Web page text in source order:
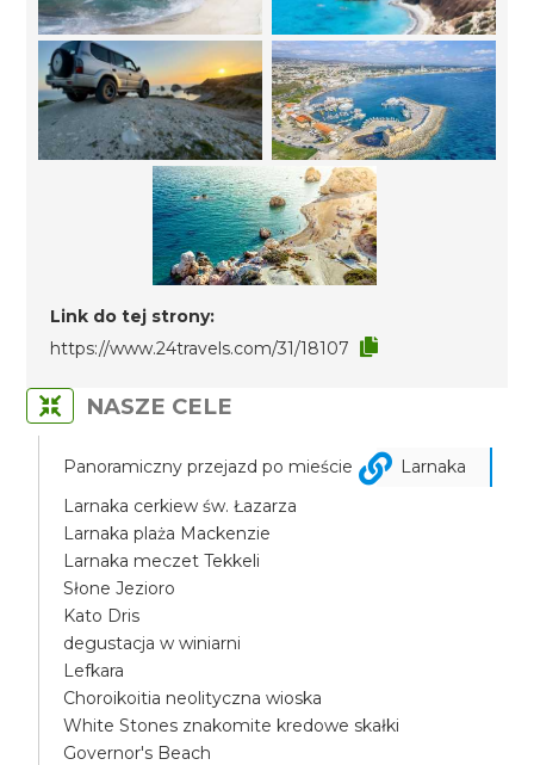
Link do tej strony:
https://www.24travels.com/31/18107
NASZE CELE
Panoramiczny przejazd po mieście
Larnaka
Larnaka cerkiew św. Łazarza
Larnaka plaża Mackenzie
Larnaka meczet Tekkeli
Słone Jezioro
Kato Dris
degustacja w winiarni
Lefkara
Choroikoitia neolityczna wioska
White Stones znakomite kredowe skałki
Governor's Beach